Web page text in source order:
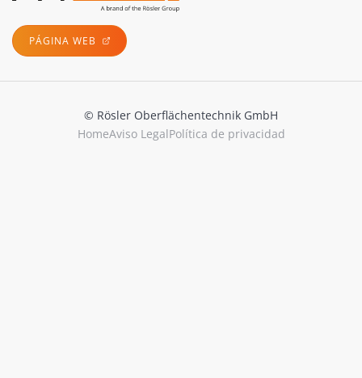
PÁGINA WEB
© Rösler Oberflächentechnik GmbH
HomeAviso LegalPolítica de privacidad